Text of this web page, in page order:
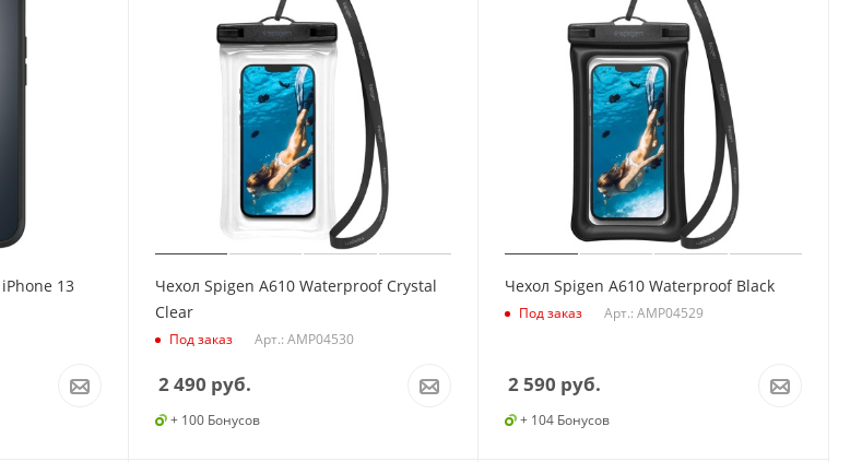
13
Чехол Spigen A610 Waterproof Crystal
Clear
Под заказ Арт.: AMP04530
2 490 руб.
+ 100 Бонусов
Чехол Spigen A610 Waterproof Black
Под заказ Арт.: AMP04529
2 590 руб.
+ 104 Бонусов